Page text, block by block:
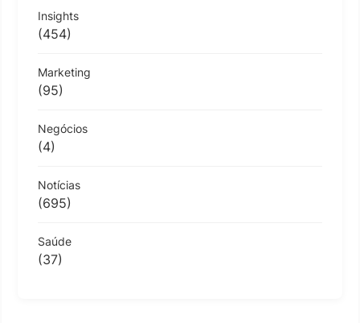
Insights
(454)
Marketing
(95)
Negócios
(4)
Notícias
(695)
Saúde
(37)